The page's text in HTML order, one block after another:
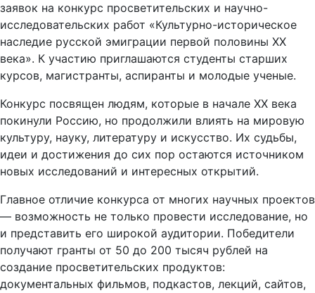
заявок на конкурс просветительских и научно-
исследовательских работ «Культурно-историческое
наследие русской эмиграции первой половины XX
века». К участию приглашаются студенты старших
курсов, магистранты, аспиранты и молодые ученые.
Конкурс посвящен людям, которые в начале XX века
покинули Россию, но продолжили влиять на мировую
культуру, науку, литературу и искусство. Их судьбы,
идеи и достижения до сих пор остаются источником
новых исследований и интересных открытий.
Главное отличие конкурса от многих научных проектов
— возможность не только провести исследование, но
и представить его широкой аудитории. Победители
получают гранты от 50 до 200 тысяч рублей на
создание просветительских продуктов:
документальных фильмов, подкастов, лекций, сайтов,